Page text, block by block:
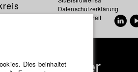
Datenschutzerklärung
Datensicherheit
Faistbauer
Dies beinhaltet